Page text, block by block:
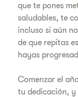
que te pones
saludables, te
incluso si aún
de que repitas
hayas
Comenzar el
tu dedicación, y